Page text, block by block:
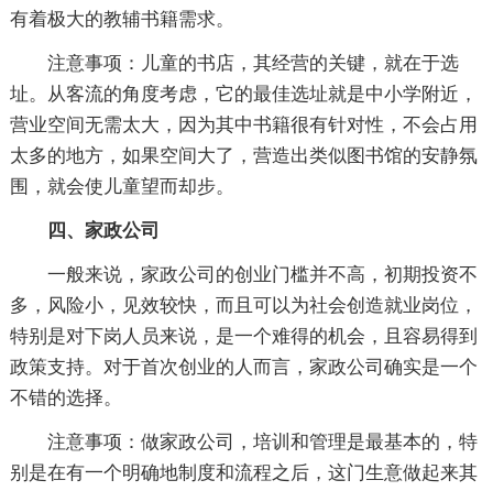
有着极大的教辅书籍需求。
注意事项：儿童的书店，其经营的关键，就在于选
址。从客流的角度考虑，它的最佳选址就是中小学附近，
营业空间无需太大，因为其中书籍很有针对性，不会占用
太多的地方，如果空间大了，营造出类似图书馆的安静氛
围，就会使儿童望而却步。
四、家政公司
一般来说，家政公司的创业门槛并不高，初期投资不
多，风险小，见效较快，而且可以为社会创造就业岗位，
特别是对下岗人员来说，是一个难得的机会，且容易得到
政策支持。对于首次创业的人而言，家政公司确实是一个
不错的选择。
注意事项：做家政公司，培训和管理是最基本的，特
别是在有一个明确地制度和流程之后，这门生意做起来其